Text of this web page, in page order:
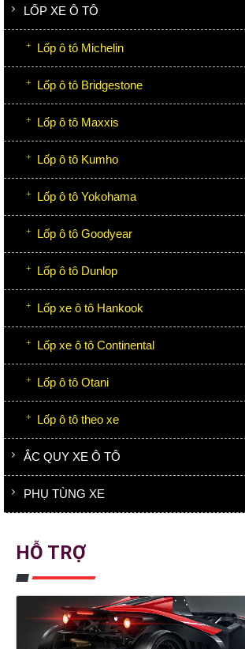
LỐP XE Ô TÔ
Lốp ô tô Michelin
Lốp ô tô Bridgestone
Lốp ô tô Maxxis
Lốp ô tô Kumho
Lốp ô tô Yokohama
Lốp ô tô Goodyear
Lốp ô tô Dunlop
Lốp xe ô tô Hankook
Lốp xe ô tô Continental
Lốp ô tô Otani
Lốp ô tô theo xe
ẮC QUY XE Ô TÔ
PHỤ TÙNG XE
HỖ TRỢ